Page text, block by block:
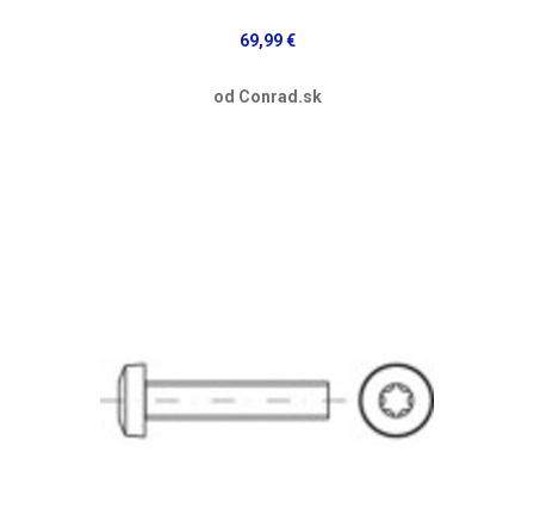
69,99 €
od Conrad.sk